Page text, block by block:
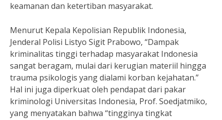
keamanan dan ketertiban masyarakat.
Menurut Kepala Kepolisian Republik Indonesia,
Jenderal Polisi Listyo Sigit Prabowo, “Dampak
kriminalitas tinggi terhadap masyarakat Indonesia
sangat beragam, mulai dari kerugian materiil hingga
trauma psikologis yang dialami korban kejahatan.”
Hal ini juga diperkuat oleh pendapat dari pakar
kriminologi Universitas Indonesia, Prof. Soedjatmiko,
yang menyatakan bahwa “tingginya tingkat